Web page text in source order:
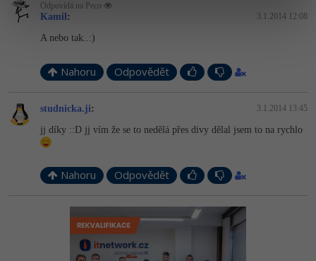
Odpovídá na Peco
Kamil : 3.1.2014 12:08
A nebo tak..:)
Nahoru Odpovědět
studnicka.ji: 3.1.2014 13:45
jj díky ::D jj vím že se to nedělá přes divy dělal jsem to na rychlo
Nahoru Odpovědět